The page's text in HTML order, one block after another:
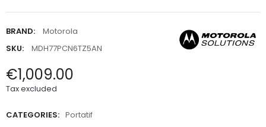
BRAND:
Motorola
SKU:
MDH77PCN6TZ5AN
€1,009.00
Tax excluded
CATEGORIES: Portatif